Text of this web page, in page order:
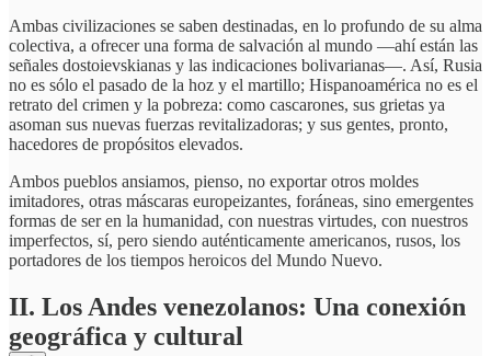
Ambas civilizaciones se saben destinadas, en lo profundo de su alma
colectiva, a ofrecer una forma de salvación al mundo —ahí están las
señales dostoievskianas y las indicaciones bolivarianas—. Así, Rusia
no es sólo el pasado de la hoz y el martillo; Hispanoamérica no es el
retrato del crimen y la pobreza: como cascarones, sus grietas ya
asoman sus nuevas fuerzas revitalizadoras; y sus gentes, pronto,
hacedores de propósitos elevados.
Ambos pueblos ansiamos, pienso, no exportar otros moldes
imitadores, otras máscaras europeizantes, foráneas, sino emergentes
formas de ser en la humanidad, con nuestras virtudes, con nuestros
imperfectos, sí, pero siendo auténticamente americanos, rusos, los
portadores de los tiempos heroicos del Mundo Nuevo.
II. Los Andes venezolanos: Una conexión
geográfica y cultural